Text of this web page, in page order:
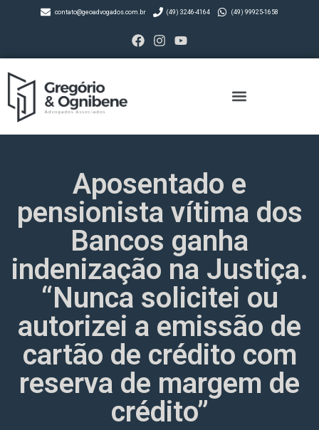
contato@geoadvogados.com.br (49) 3246-4164 (49) 99925-1658
Aposentado e
pensionista vítima dos
Bancos ganha
indenização na Justiça.
“Nunca solicitei ou
autorizei a emissão de
cartão de crédito com
reserva de margem de
crédito”